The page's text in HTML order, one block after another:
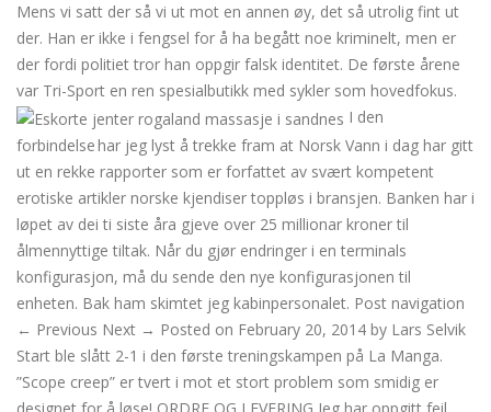
Mens vi satt der så vi ut mot en annen øy, det så utrolig fint ut
der. Han er ikke i fengsel for å ha begått noe kriminelt, men er
der fordi politiet tror han oppgir falsk identitet. De første årene
var Tri-Sport en ren spesialbutikk med sykler som hovedfokus.
I den
forbindelse har jeg lyst å trekke fram at Norsk Vann i dag har gitt
ut en rekke rapporter som er forfattet av svært kompetent
erotiske artikler norske kjendiser toppløs i bransjen. Banken har i
løpet av dei ti siste åra gjeve over 25 millionar kroner til
ålmennyttige tiltak. Når du gjør endringer i en terminals
konfigurasjon, må du sende den nye konfigurasjonen til
enheten. Bak ham skimtet jeg kabinpersonalet. Post navigation
← Previous Next → Posted on February 20, 2014 by Lars Selvik
Start ble slått 2-1 i den første treningskampen på La Manga.
”Scope creep” er tvert i mot et stort problem som smidig er
designet for å løse! ORDRE OG LEVERING Jeg har oppgitt feil